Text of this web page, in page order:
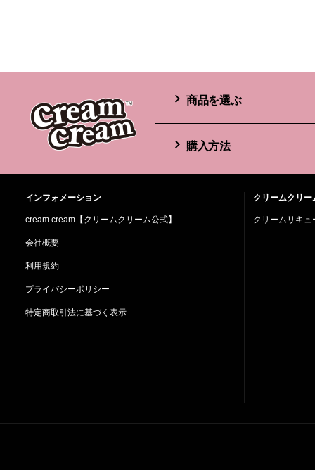
商品を選ぶ
購入方法
インフォメーション
cream cream【クリームクリーム公式】
会社概要
利用規約
プライバシーポリシー
特定商取引法に基づく表示
クリームクリー
クリームリキ